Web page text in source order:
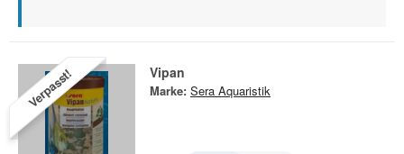
Verpasst! Vipan
Marke: Sera Aquaristik